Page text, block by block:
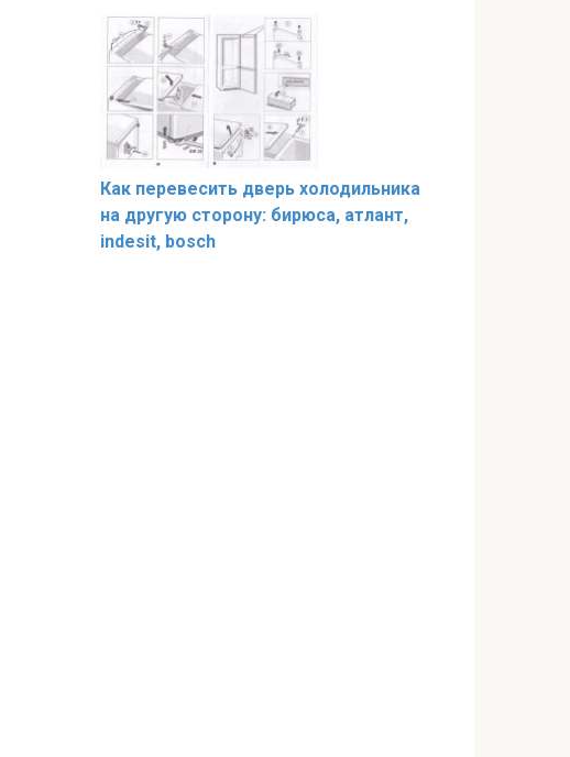
Как перевесить дверь холодильника
на другую сторону: бирюса, атлант,
indesit, bosch